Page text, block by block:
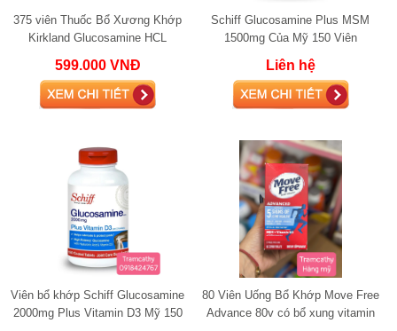
375 viên Thuốc Bổ Xương Khớp
Kirkland Glucosamine HCL
599.000 VNĐ
Schiff Glucosamine Plus MSM
1500mg Của Mỹ 150 Viên
Liên hệ
Viên bổ khớp Schiff Glucosamine
2000mg Plus Vitamin D3 Mỹ 150
80 Viên Uống Bổ Khớp Move Free
Advance 80v có bổ xung vitamin